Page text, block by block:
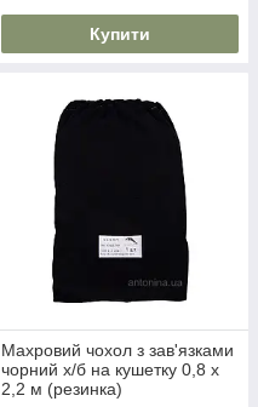
Купити
Махровий чохол з зав'язками
чорний х/б на кушетку 0,8 х
2,2 м (резинка)